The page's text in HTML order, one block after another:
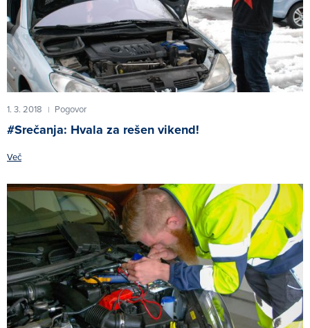
1. 3. 2018 | Pogovor
#Srečanja: Hvala za rešen vikend!
Več